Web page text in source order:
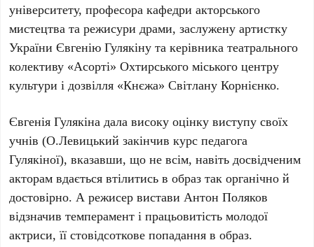
університету, професора кафедри акторського
мистецтва та режисури драми, заслужену артистку
України Євгенію Гулякіну та керівника театрального
колективу «Асорті» Охтирського міського центру
культури і дозвілля «Кнєжа» Світлану Корнієнко.
Євгенія Гулякіна дала високу оцінку виступу своїх
учнів (О.Левицький закінчив курс педагога
Гулякіної), вказавши, що не всім, навіть досвідченим
акторам вдається втілитись в образ так органічно й
достовірно. А режисер вистави Антон Поляков
відзначив темперамент і працьовитість молодої
актриси, її стовідсоткове попадання в образ.